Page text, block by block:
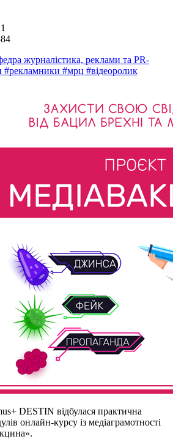
журналістика, реклами та PR-
#рекламники #мрц #відеоролик
DESTIN відбулася практична
онлайн-курсу із медіаграмотності